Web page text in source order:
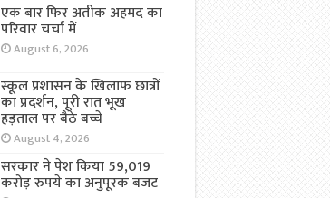
एक बार फिर अतीक अहमद का
परिवार चर्चा में
August 6, 2026
स्कूल प्रशासन के खिलाफ छात्रों
का प्रदर्शन, पूरी रात भूख
हड़ताल पर बैठे बच्चे
August 4, 2026
सरकार ने पेश किया 59,019
करोड़ रुपये का अनुपूरक बजट